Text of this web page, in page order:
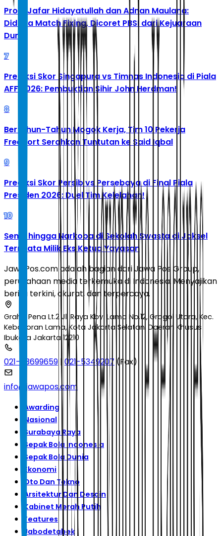
Profil Jafar Hidayatullah dan Adnan Maulana:
Diduga Match Fixing, Dicoret PBSI dari Kejuaraan
Dunia
7
Prediksi Skor Singapura vs Timnas Indonesia di Piala
AFF 2026: Pembuktian Sihir John Herdman!
8
Bertahun-Tahun Mogok Kerja, Tim 10 Pekerja
Freeport Serahkan Tuntutan ke Said Iqbal
9
Prediksi Skor Persib vs Persebaya di Final Piala
Presiden 2026: Duel Tim Kelelahan!
10
Senpi hingga Narkoba di Sekolah Swasta di Jaksel
Ternyata Milik Eks Ketua Yayasan
JawaPos.com adalah bagian dari Jawa Pos Group,
perusahaan media terkemuka di Indonesia. Menyajikan
berita terkini, akurat, dan terpercaya.
Graha Pena Lt.2 Jl. Raya Kby. Lama No.12, Grogol Utara, Kec.
Kebayoran Lama, Kota Jakarta Selatan, Daerah Khusus
Ibukota Jakarta 12210
021-53699659 | 021-5349207 (Fax)
info@jawapos.com
Awarding
Nasional
Surabaya Raya
Sepak Bola Indonesia
Sepak Bola Dunia
Ekonomi
Oto Dan Tekno
Arsitektur Dan Desain
Kabinet Merah Putih
Features
Jabodetabek